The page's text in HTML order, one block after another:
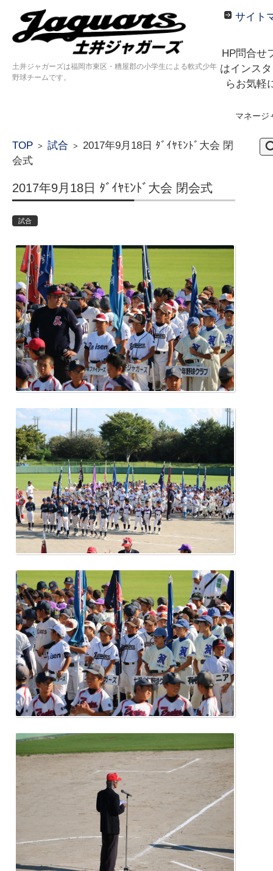
土井ジャガーズは福岡市東区・糟屋郡の小学生による軟式少年
野球チームです。
サイト
HP問合せ
はインス
らお気軽
マネー
TOP > 試合 > 2017年9月18日 ﾀﾞｲﾔﾓﾝﾄﾞ大会 閉
会式
2017年9月18日 ﾀﾞｲﾔﾓﾝﾄﾞ大会 閉会式
試合
検
索: